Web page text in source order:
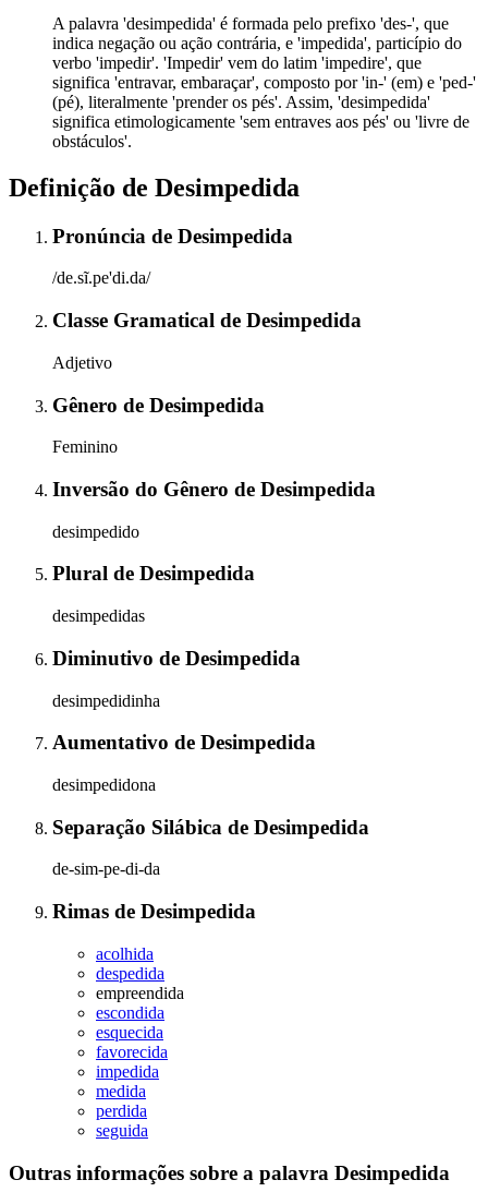
A palavra 'desimpedida' é formada pelo prefixo 'des-', que
indica negação ou ação contrária, e 'impedida', particípio do
verbo 'impedir'. 'Impedir' vem do latim 'impedire', que
significa 'entravar, embaraçar', composto por 'in-' (em) e 'ped-'
(pé), literalmente 'prender os pés'. Assim, 'desimpedida'
significa etimologicamente 'sem entraves aos pés' ou 'livre de
obstáculos'.
Definição de Desimpedida
Pronúncia de Desimpedida
/de.sĩ.pe'di.da/
Classe Gramatical de Desimpedida
Adjetivo
Gênero de Desimpedida
Feminino
Inversão do Gênero de Desimpedida
desimpedido
Plural de Desimpedida
desimpedidas
Diminutivo de Desimpedida
desimpedidinha
Aumentativo de Desimpedida
desimpedidona
Separação Silábica de Desimpedida
de-sim-pe-di-da
Rimas de Desimpedida
acolhida
despedida
empreendida
escondida
esquecida
favorecida
impedida
medida
perdida
seguida
Outras informações sobre a palavra Desimpedida